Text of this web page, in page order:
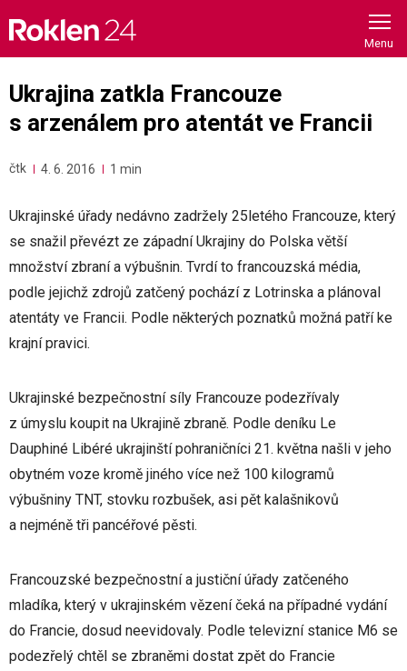
content
Ukrajina zatkla Francouze
s arzenálem pro atentát ve Francii
čtk 4. 6. 2016 1 min
Ukrajinské úřady nedávno zadržely 25letého Francouze, který
se snažil převézt ze západní Ukrajiny do Polska větší
množství zbraní a výbušnin. Tvrdí to francouzská média,
podle jejichž zdrojů zatčený pochází z Lotrinska a plánoval
atentáty ve Francii. Podle některých poznatků možná patří ke
krajní pravici.
Ukrajinské bezpečnostní síly Francouze podezřívaly
z úmyslu koupit na Ukrajině zbraně. Podle deníku Le
Dauphiné Libéré ukrajinští pohraničníci 21. května našli v jeho
obytném voze kromě jiného více než 100 kilogramů
výbušniny TNT, stovku rozbušek, asi pět kalašnikovů
a nejméně tři pancéřové pěsti.
Francouzské bezpečnostní a justiční úřady zatčeného
mladíka, který v ukrajinském vězení čeká na případné vydání
do Francie, dosud neevidovaly. Podle televizní stanice M6 se
podezřelý chtěl se zbraněmi dostat zpět do Francie